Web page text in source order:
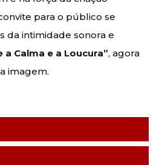
para o público se
da intimidade sonora e
a Calma e a Loucura”, agora
imagem.